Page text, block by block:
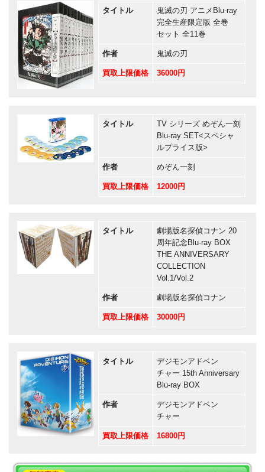
タイトル
鬼滅の刃 アニメBlu-ray
完全生産限定版 全巻
セット 全11巻
作者 鬼滅の刃
買取上限価格 36000円
タイトル
TV シリーズ めぞん一刻
Blu-ray SET<スペシャ
ルプライス版>
作者 めぞん一刻
買取上限価格 12000円
タイトル
劇場版名探偵コナン 20
周年記念Blu-ray BOX
THE ANNIVERSARY
COLLECTION
Vol.1/Vol.2
作者 劇場版名探偵コナン
買取上限価格 30000円
タイトル
デジモンアドベン
チャー 15th Anniversary
Blu-ray BOX
作者
デジモンアドベン
チャー
買取上限価格 16800円